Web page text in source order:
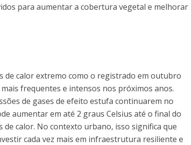
para aumentar a cobertura vegetal e melhorar
de calor extremo como o registrado em outubro
frequentes e intensos nos próximos anos.
de gases de efeito estufa continuarem no
aumentar em até 2 graus Celsius até o final do
de calor. No contexto urbano, isso significa que
cada vez mais em infraestrutura resiliente e